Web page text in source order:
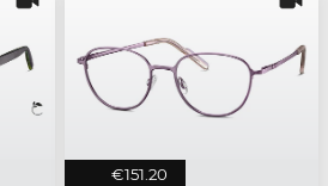
€151.20